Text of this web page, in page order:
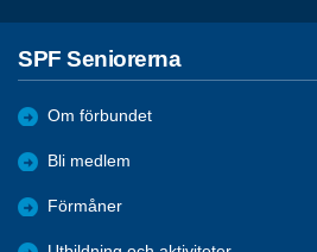
SPF Seniorerna
Om förbundet
Bli medlem
Förmåner